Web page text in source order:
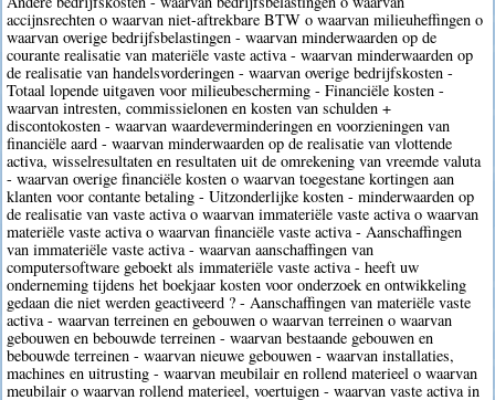
accijnsrechten o waarvan niet-aftrekbare BTW o waarvan milieuheffingen o
waarvan overige bedrijfsbelastingen - waarvan minderwaarden op de
courante realisatie van materiële vaste activa - waarvan minderwaarden op
de realisatie van handelsvorderingen - waarvan overige bedrijfskosten -
Totaal lopende uitgaven voor milieubescherming - Financiële kosten -
waarvan intresten, commissielonen en kosten van schulden +
discontokosten - waarvan waardeverminderingen en voorzieningen van
financiële aard - waarvan minderwaarden op de realisatie van vlottende
activa, wisselresultaten en resultaten uit de omrekening van vreemde valuta
- waarvan overige financiële kosten o waarvan toegestane kortingen aan
klanten voor contante betaling - Uitzonderlijke kosten - minderwaarden op
de realisatie van vaste activa o waarvan immateriële vaste activa o waarvan
materiële vaste activa o waarvan financiële vaste activa - Aanschaffingen
van immateriële vaste activa - waarvan aanschaffingen van
computersoftware geboekt als immateriële vaste activa - heeft uw
onderneming tijdens het boekjaar kosten voor onderzoek en ontwikkeling
gedaan die niet werden geactiveerd ? - Aanschaffingen van materiële vaste
activa - waarvan terreinen en gebouwen o waarvan terreinen o waarvan
gebouwen en bebouwde terreinen - waarvan bestaande gebouwen en
bebouwde terreinen - waarvan nieuwe gebouwen - waarvan installaties,
machines en uitrusting - waarvan meubilair en rollend materieel o waarvan
meubilair o waarvan rollend materieel, voertuigen - waarvan vaste activa in